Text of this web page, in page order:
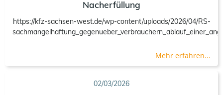
Nacherfüllung
https://kfz-sachsen-west.de/wp-content/uploads/2026/04/RS-
Mehr erfahren...
02/03/2026